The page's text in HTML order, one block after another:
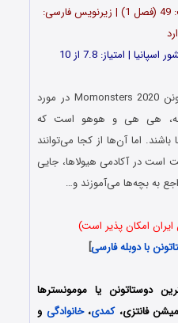
زبان: دوبله فارسی | تعداد قسمت‌‌‌: 49 (فصل 1) | زیرنویس فارسی:
Momonsters 2020 در مورد
هه، هی هی و هوهو است که
اما آن‌ها از کجا می‌توانند
است در آکادمی هیولاها، جایی
به بچه‌ها می‌آموزند و…
ایران امکان پذیر است)
با دوبله فارسی]
دوستاتونن یا مومونسترها
فانتزی،کمدی،خانوادگی و